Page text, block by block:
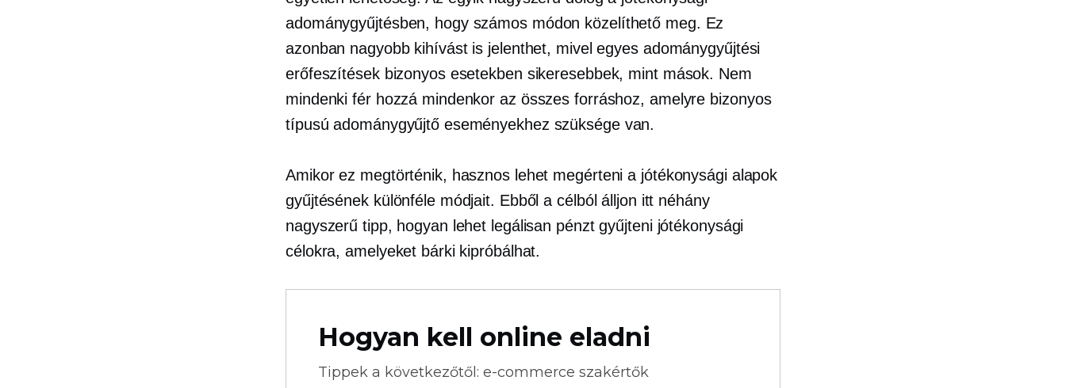
adománygyűjtésben, hogy számos módon közelíthető meg. Ez
azonban nagyobb kihívást is jelenthet, mivel egyes adománygyűjtési
erőfeszítések bizonyos esetekben sikeresebbek, mint mások. Nem
mindenki fér hozzá mindenkor az összes forráshoz, amelyre bizonyos
típusú adománygyűjtő eseményekhez szüksége van.
Amikor ez megtörténik, hasznos lehet megérteni a jótékonysági alapok
gyűjtésének különféle módjait. Ebből a célból álljon itt néhány
nagyszerű tipp, hogyan lehet legálisan pénzt gyűjteni jótékonysági
célokra, amelyeket bárki kipróbálhat.
Hogyan kell online eladni
Tippek a következőtől: e-commerce szakértők